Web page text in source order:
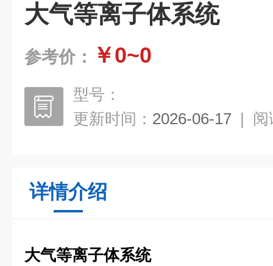
大气等离子体系统
参考价： ￥0~0
型号：
更新时间： 2026-06-17 | 阅
详情介绍
大气等离子体系统